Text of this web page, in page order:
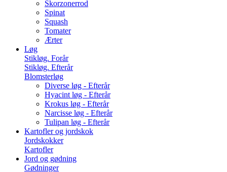
Skorzonerrod
Spinat
Squash
Tomater
Ærter
Løg
Stikløg. Forår
Stikløg. Efterår
Blomsterløg
Diverse løg - Efterår
Hyacint løg - Efterår
Krokus løg - Efterår
Narcisse løg - Efterår
Tulipan løg - Efterår
Kartofler og jordskok
Jordskokker
Kartofler
Jord og gødning
Gødninger